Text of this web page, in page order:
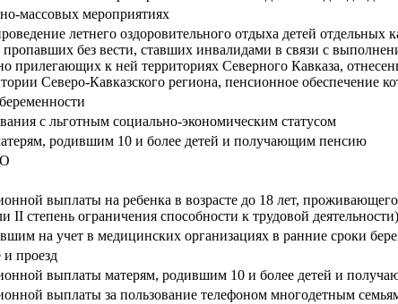
массовых мероприятиях
летнего оздоровительного отдыха детей
без вести, ставших инвалидами в связи с
прилегающих к ней территориях Северного Кавказа,
Северо-Кавказского региона, пенсионное
с льготным социально-экономическим статусом
родившим 10 и более детей и получающим пенсию
выплаты на ребенка в возрасте до 18 лет,
ограничения способности к трудовой
на учет в медицинских организациях в ранние сроки
проезд
выплаты матерям, родившим 10 и более детей и
выплаты за пользование телефоном многодетным